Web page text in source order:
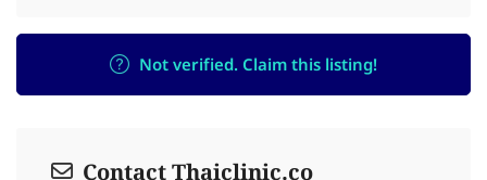
Not verified. Claim this listing!